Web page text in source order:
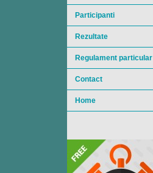
Participanti
Rezultate
Regulament particular
Contact
Home